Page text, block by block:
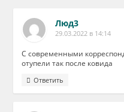
Люд3
29.03.2022 в 14:14
С современными
отупели так после ковида
Ответить